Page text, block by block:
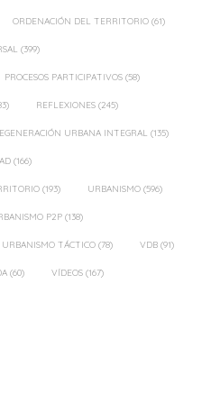
ORDENACIÓN DEL TERRITORIO (61)
(399)
PROCESOS PARTICIPATIVOS (58)
REFLEXIONES (245)
URBANA INTEGRAL (135)
(166)
(193) URBANISMO (596)
P2P (138)
URBANISMO TÁCTICO (78) VDB (91)
(60) VÍDEOS (167)